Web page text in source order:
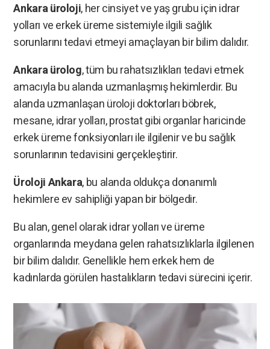
Ankara üroloji, her cinsiyet ve yaş grubu için idrar
yolları ve erkek üreme sistemiyle ilgili sağlık
sorunlarını tedavi etmeyi amaçlayan bir bilim dalıdır.
Ankara ürolog, tüm bu rahatsızlıkları tedavi etmek
amacıyla bu alanda uzmanlaşmış hekimlerdir. Bu
alanda uzmanlaşan üroloji doktorları böbrek,
mesane, idrar yolları, prostat gibi organlar haricinde
erkek üreme fonksiyonları ile ilgilenir ve bu sağlık
sorunlarının tedavisini gerçekleştirir.
Üroloji Ankara, bu alanda oldukça donanımlı
hekimlere ev sahipliği yapan bir bölgedir.
Bu alan, genel olarak idrar yolları ve üreme
organlarında meydana gelen rahatsızlıklarla ilgilenen
bir bilim dalıdır. Genellikle hem erkek hem de
kadınlarda görülen hastalıkların tedavi sürecini içerir.